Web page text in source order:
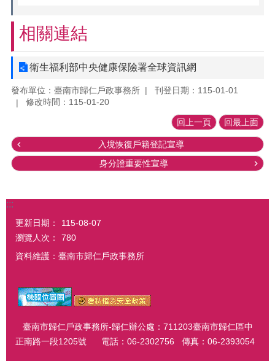
相關連結
衛生福利部中央健康保險署全球資訊網
發布單位：臺南市歸仁戶政事務所
刊登日期：115-01-01
修改時間：115-01-20
回上一頁 回最上面
入境恢復戶籍登記宣導
身分證重要性宣導
:::
更新日期：
115-08-07
瀏覽人次：
780
資料維護：臺南市歸仁戶政事務所
臺南市歸仁戶政事務所-歸仁辦公處：711203臺南市歸仁區中
正南路一段1205號 電話：06-2302756 傳真：06-2393054